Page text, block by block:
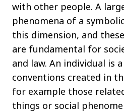
with other people. A
phenomena of a
this dimension, and
are fundamental for
and law. An individual is
conventions created in
for example those
things or social